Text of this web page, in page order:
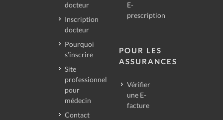
docteur
Inscription
docteur
Pourquoi
s’inscrire
Site
professionnel
pour
médecin
Contact
E-
prescription
POUR LES
ASSURANCES
Vérifier
une E-
facture